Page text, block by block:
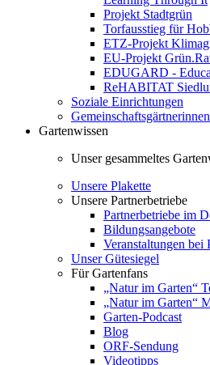
Projekt Stadtgrün
Torfausstieg für
ETZ-Projekt
EU-Projekt
EDUGARD -
ReHABITAT
Soziale Einrichtungen
Gartenwissen
Unser gesammeltes
Unsere Plakette
Unsere Partnerbetriebe
Partnerbetriebe im
Bildungsangebote
Veranstaltungen bei
Unser Gütesiegel
Für Gartenfans
„Natur im Garten“
„Natur im Garten“
Garten-Podcast
Blog
ORF-Sendung
Videotipps